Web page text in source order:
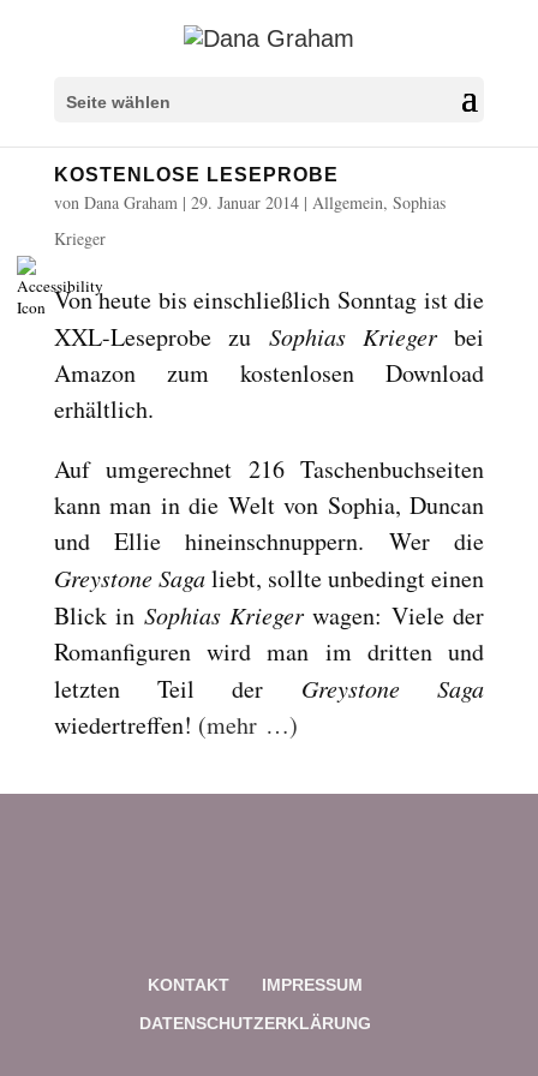
Seite wählen
KOSTENLOSE LESEPROBE
von Dana Graham| 29. Januar 2014| Allgemein, Sophias
Krieger
Von heute bis einschließlich Sonntag ist die
XXL-Leseprobe zu Sophias Kriegerbei
Amazon zum kostenlosen Download
erhältlich.
Auf umgerechnet 216 Taschenbuchseiten
kann man in die Welt von Sophia, Duncan
und Ellie hineinschnuppern. Wer die
Greystone Sagaliebt, sollte unbedingt einen
Blick in Sophias Krieger wagen: Viele der
Romanfiguren wird man im dritten und
letzten Teil der Greystone Saga
wiedertreffen! (mehr …)
KONTAKT
IMPRESSUM
DATENSCHUTZERKLÄRUNG
Überschriften markieren
settings
zoom_out Herauszoomen
add_circle_outline Schrift vergrößern
spellcheck Lesbare Schriftart
brightness_high Heller Kontrast
format_underlined Links unterstreichen
font_download Links markieren
all
options